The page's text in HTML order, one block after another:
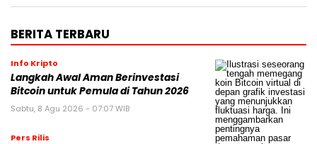
BERITA TERBARU
Info Kripto
Langkah Awal Aman Berinvestasi
Bitcoin untuk Pemula di Tahun 2026
Sabtu, 8 Agu 2026 - 07:07 WIB
Pers Rilis